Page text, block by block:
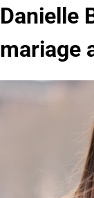
Danielle
mariage